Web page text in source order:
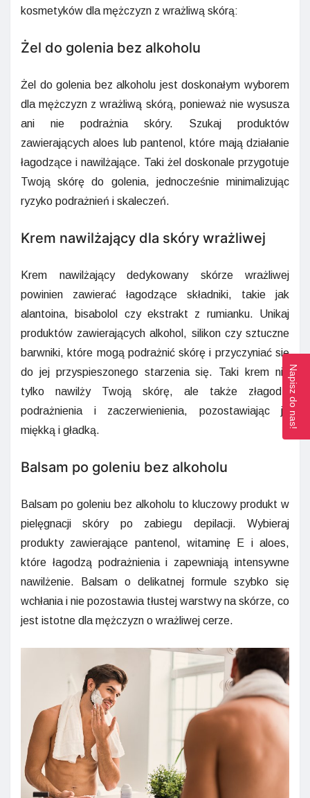
kosmetyków dla mężczyzn z wrażliwą skórą:
Żel do golenia bez alkoholu
Żel do golenia bez alkoholu jest doskonałym wyborem
dla mężczyzn z wrażliwą skórą, ponieważ nie wysusza
ani nie podrażnia skóry. Szukaj produktów
zawierających aloes lub pantenol, które mają działanie
łagodzące i nawilżające. Taki żel doskonale przygotuje
Twoją skórę do golenia, jednocześnie minimalizując
ryzyko podrażnień i skaleczeń.
Krem nawilżający dla skóry wrażliwej
Krem nawilżający dedykowany skórze wrażliwej
powinien zawierać łagodzące składniki, takie jak
alantoina, bisabolol czy ekstrakt z rumianku. Unikaj
produktów zawierających alkohol, silikon czy sztuczne
barwniki, które mogą podrażnić skórę i przyczyniać się
do jej przyspieszonego starzenia się. Taki krem nie
tylko nawilży Twoją skórę, ale także złagodzi
podrażnienia i zaczerwienienia, pozostawiając ją
miękką i gładką.
Balsam po goleniu bez alkoholu
Balsam po goleniu bez alkoholu to kluczowy produkt w
pielęgnacji skóry po zabiegu depilacji. Wybieraj
produkty zawierające pantenol, witaminę E i aloes,
które łagodzą podrażnienia i zapewniają intensywne
nawilżenie. Balsam o delikatnej formule szybko się
wchłania i nie pozostawia tłustej warstwy na skórze, co
jest istotne dla mężczyzn o wrażliwej cerze.
Napisz do nas!